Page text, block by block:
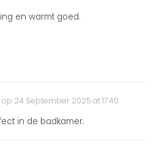
en warmt goed.
24 September 2025 at 17:40
in de badkamer.